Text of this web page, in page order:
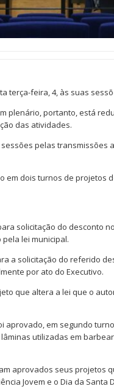
terça-feira, 4, às suas
plenário, portanto, está
das atividades.
pelas transmissões
em dois turnos de projetos
solicitação do desconto
lei municipal.
a solicitação do referido
por ato do Executivo.
que altera a lei que o
aprovado, em segundo
utilizadas em
aprovados seus projetos
Jovem e o Dia da Santa